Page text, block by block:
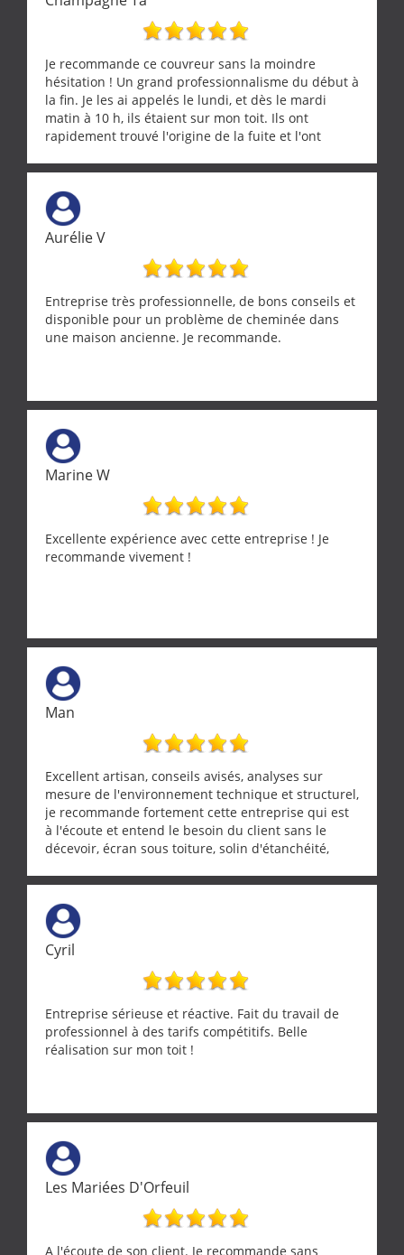
Je recommande ce couvreur sans la moindre
hésitation ! Un grand professionnalisme du début à
la fin. Je les ai appelés le lundi, et dès le mardi
matin à 10 h, ils étaient sur mon toit. Ils ont
rapidement trouvé l'origine de la fuite et l'ont
Une équipe sérieuse, réactive et compétente. C'est
vraiment rassurant de pouvoir compter sur des
artisans aussi professionnels. Merci encore !
Aurélie V
Entreprise très professionnelle, de bons conseils et
disponible pour un problème de cheminée dans
une maison ancienne. Je recommande.
Marine W
Excellente expérience avec cette entreprise ! Je
recommande vivement !
Man
Excellent artisan, conseils avisés, analyses sur
mesure de l'environnement technique et structurel,
je recommande fortement cette entreprise qui est
à l'écoute et entend le besoin du client sans le
décevoir, écran sous toiture, solin d'étanchéité,
récupérateur d'eau, tout a été parfaitement mis en
œuvre sans besoin d'y revenir. confiance assurée.
Cyril
Entreprise sérieuse et réactive. Fait du travail de
professionnel à des tarifs compétitifs. Belle
réalisation sur mon toit !
Les Mariées D'Orfeuil
A l'écoute de son client. Je recommande sans